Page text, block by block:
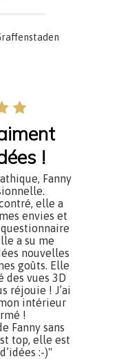
!
Fanny
elle a
envies et
a su me
nouvelles
goûts. Elle
des vues 3D
réjouie ! J’ai
intérieur
!
Fanny sans
top, elle est
:-)"